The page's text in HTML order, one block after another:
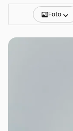
Foto